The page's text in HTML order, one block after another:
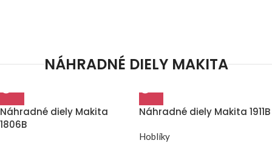
NÁHRADNÉ DIELY MAKITA
Náhradné diely Makita
1806B
Náhradné diely Makita 1911B
Hoblíky